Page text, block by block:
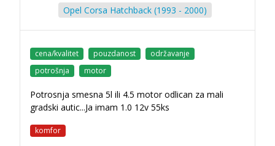
Opel Corsa Hatchback (1993 - 2000)
cena/kvalitet pouzdanost
održavanje
potrošnja
motor
Potrosnja smesna 5l ili 4.5 motor odlican za mali
gradski autic...Ja imam 1.0 12v 55ks
komfor